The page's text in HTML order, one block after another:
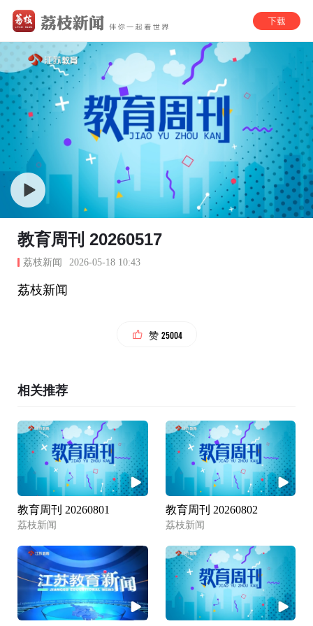
教育周刊 20260517
荔枝新闻 2026-05-18 10:43
荔枝新闻
赞 25004
相关推荐
教育周刊 20260801
荔枝新闻
教育周刊 20260802
荔枝新闻